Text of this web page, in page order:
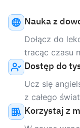
Nauka z
Dołącz do
tracąc czasu
Dostęp do
Ucz się
z całego
Korzystaj z